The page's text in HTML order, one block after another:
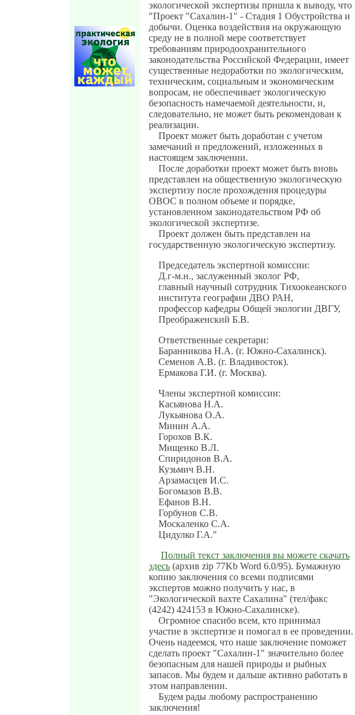
экологической экспертизы пришла к выводу, что
"Проект "Сахалин-1" - Стадия 1 Обустройства и
добычи. Оценка воздействия на окружающую
среду не в полной мере соответствует
требованиям природоохранительного
законодательства Российской Федерации, имеет
существенные недоработки по экологическим,
техническим, социальным и экономическим
вопросам, не обеспечивает экологическую
безопасность намечаемой деятельности, и,
следовательно, не может быть рекомендован к
реализации.
Проект может быть доработан с учетом
замечаний и предложений, изложенных в
настоящем заключении.
После доработки проект может быть вновь
представлен на общественную экологическую
экспертизу после прохождения процедуры
ОВОС в полном объеме и порядке,
установленном законодательством РФ об
экологической экспертизе.
Проект должен быть представлен на
государственную экологическую экспертизу.
Председатель экспертной комиссии:
Д.г-м.н., заслуженный эколог РФ,
главный научный сотрудник Тихоокеанского
института географии ДВО РАН,
профессор кафедры Общей экологии ДВГУ,
Преображенский Б.В.
Ответственные секретари:
Баранникова Н.А. (г. Южно-Сахалинск).
Семенов А.В. (г. Владивосток).
Ермакова Г.И. (г. Москва).
Члены экспертной комиссии:
Касьянова Н.А.
Лукьянова О.А.
Минин А.А.
Горохов В.К.
Мищенко В.Л.
Спиридонов В.А.
Кузьмич В.Н.
Арзамасцев И.С.
Богомазов В.В.
Ефанов В.Н.
Горбунов С.В.
Москаленко С.А.
Цидулко Г.А."
Полный текст заключения вы можете скачать
здесь (архив zip 77Kb Word 6.0/95). Бумажную
копию заключения со всеми подписями
экспертов можно получить у нас, в
"Экологической вахте Сахалина" (тел/факс
(4242) 424153 в Южно-Сахалинске).
Огромное спасибо всем, кто принимал
участие в экспертизе и помогал в ее проведении.
Очень надеемся, что наше заключение поможет
сделать проект "Сахалин-1" значительно более
безопасным для нашей природы и рыбных
запасов. Мы будем и дальше активно работать в
этом направлении.
Будем рады любому распространению
заключения!